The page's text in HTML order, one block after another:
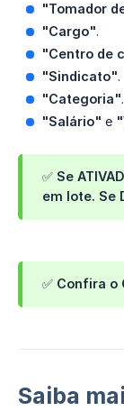
"Tomador
"Cargo".
"Centro de
"Sindicato".
"Categoria".
"Salário" e
✅ Se
em lote. Se
✅ Confira o
Saiba